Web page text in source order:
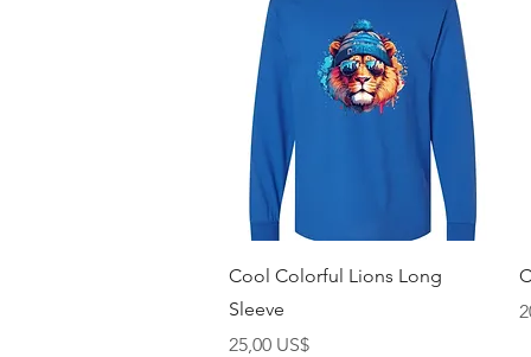
Vista rápida
Cool Colorful Lions Long
Sleeve
Precio
25,00 US$